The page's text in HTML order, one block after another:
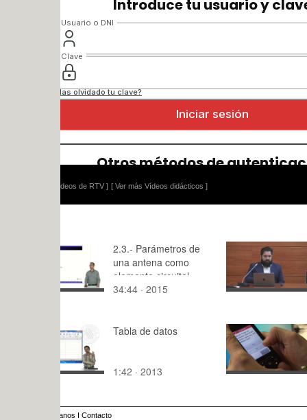
[ Ver más Vídeos didácticos ]
2.3.- Parámetros de
una antena como
elemento circuital
34:44 · 2015
gestión
de la
con Eset
213:48 ·
Tabla de datos
1:42 · 2013
Proyecto
corazón
2:12 · 2024